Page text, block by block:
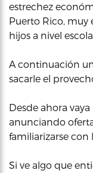
estrechez
Puerto Rico, muy
hijos a nivel
A continuación
sacarle el
Desde ahora vaya
anunciando
familiarizarse con
Si ve algo que